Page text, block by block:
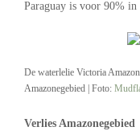
Paraguay is voor 90% in
De waterlelie Victoria
Amazonegebied | Foto:
Verlies Amazonegebied